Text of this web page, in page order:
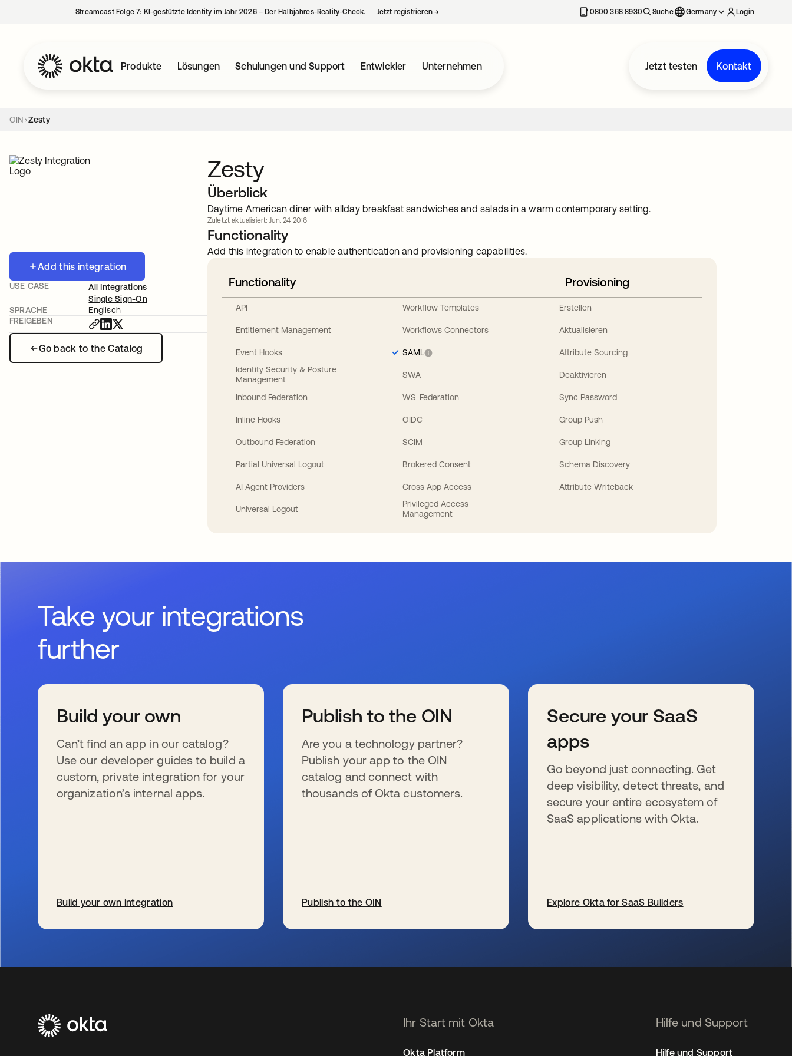
Streamcast Folge 7: KI-gestützte Identity im Jahr 2026 – Der Halbjahres-Reality-Check. Jetzt registrieren→ 0800 368 8930 Suche Germany Login
Produkte Lösungen Schulungen und Support Entwickler Unternehmen Jetzt testen Kontakt
OIN Zesty
Add this integration
Go back to the Catalog
USE CASE
All Integrations
Single Sign-On
SPRACHE
Englisch
FREIGEBEN
Zesty
Überblick
Daytime American diner with allday breakfast sandwiches and salads in a warm contemporary setting.
Zuletzt aktualisiert: Jun. 24 2016
Functionality
Add this integration to enable authentication and provisioning capabilities.
Functionality
API
Entitlement Management
Event Hooks
Identity Security & Posture
Management
Inbound Federation
Inline Hooks
Outbound Federation
Partial Universal Logout
AI Agent Providers
Universal Logout
Workflow Templates
Workflows Connectors
SAML
SWA
WS-Federation
OIDC
SCIM
Brokered Consent
Cross App Access
Privileged Access
Management
Provisioning
Erstellen
Aktualisieren
Attribute Sourcing
Deaktivieren
Sync Password
Group Push
Group Linking
Schema Discovery
Attribute Writeback
Take your integrations
further
Build your own
Can’t find an app in our catalog?
Use our developer guides to build a
custom, private integration for your
organization’s internal apps.
Build your own integration
Publish to the OIN
Are you a technology partner?
Publish your app to the OIN
catalog and connect with
thousands of Okta customers.
Publish to the OIN
Secure your SaaS
apps
Go beyond just connecting. Get
deep visibility, detect threats, and
secure your entire ecosystem of
SaaS applications with Okta.
Explore Okta for SaaS Builders
Ihr Start mit Okta
Okta Platform
Hilfe und Support
Hilfe und Support